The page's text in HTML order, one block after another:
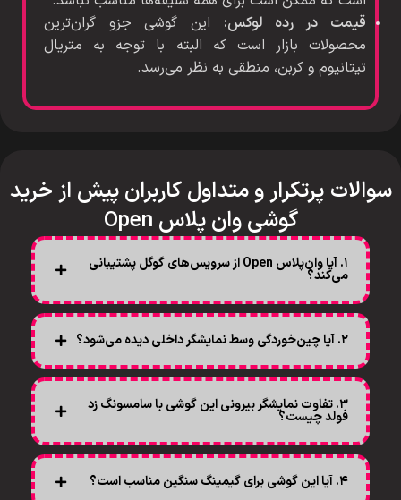
قیمت در رده لوکس: این گوشی جزو گران‌ترین
محصولات بازار است که البته با توجه به متریال
تیتانیوم و کربن، منطقی به نظر می‌رسد.
سوالات پرتکرار و متداول کاربران پیش از خرید
گوشیوان پلاس Open
۱. آیا وان‌پلاس Open از سرویس‌های گوگل پشتیبانی
می‌کند؟
۲. آیا چین‌خوردگی وسط نمایشگر داخلی دیده می‌شود؟
۳. تفاوت نمایشگر بیرونی این گوشی با سامسونگ زد
فولد چیست؟
۴. آیا این گوشی برای گیمینگ سنگین مناسب است؟